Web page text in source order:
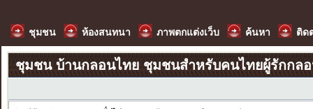
ชุมชน ห้องสนทนา ภาพตกแต่งเว็บ ค้นหา ติด
ชุมชน บ้านกลอนไทย ชุมชนสำหรับคนไทยผู้รักกล